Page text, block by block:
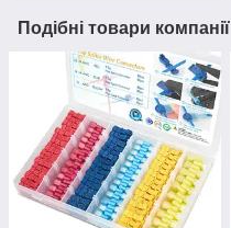
Подібні товари компанії